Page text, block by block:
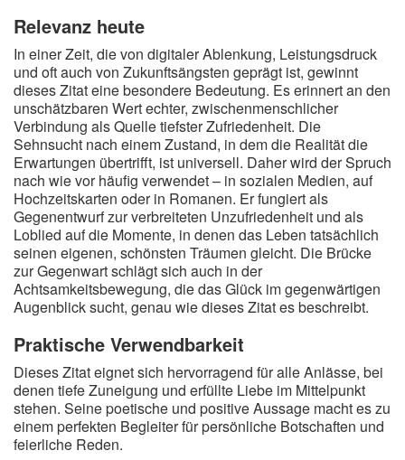
Relevanz heute
In einer Zeit, die von digitaler Ablenkung, Leistungsdruck
und oft auch von Zukunftsängsten geprägt ist, gewinnt
dieses Zitat eine besondere Bedeutung. Es erinnert an den
unschätzbaren Wert echter, zwischenmenschlicher
Verbindung als Quelle tiefster Zufriedenheit. Die
Sehnsucht nach einem Zustand, in dem die Realität die
Erwartungen übertrifft, ist universell. Daher wird der Spruch
nach wie vor häufig verwendet – in sozialen Medien, auf
Hochzeitskarten oder in Romanen. Er fungiert als
Gegenentwurf zur verbreiteten Unzufriedenheit und als
Loblied auf die Momente, in denen das Leben tatsächlich
seinen eigenen, schönsten Träumen gleicht. Die Brücke
zur Gegenwart schlägt sich auch in der
Achtsamkeitsbewegung, die das Glück im gegenwärtigen
Augenblick sucht, genau wie dieses Zitat es beschreibt.
Praktische Verwendbarkeit
Dieses Zitat eignet sich hervorragend für alle Anlässe, bei
denen tiefe Zuneigung und erfüllte Liebe im Mittelpunkt
stehen. Seine poetische und positive Aussage macht es zu
einem perfekten Begleiter für persönliche Botschaften und
feierliche Reden.